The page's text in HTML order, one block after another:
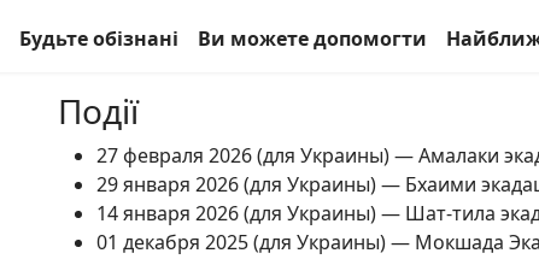
Будьте обізнані Ви можете допомогти
Події
27 февраля 2026 (для Украины) — Амалаки
29 января 2026 (для Украины) — Бхаими
14 января 2026 (для Украины) — Шат-тила
01 декабря 2025 (для Украины) — Мокшада